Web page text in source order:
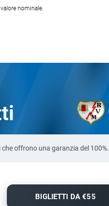
nominale.
offrono una garanzia del 100%.
BIGLIETTI DA €55